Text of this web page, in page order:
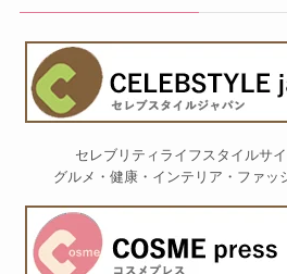
セレブリティライフスタイルサイ
グルメ・健康・インテリア・ファッ